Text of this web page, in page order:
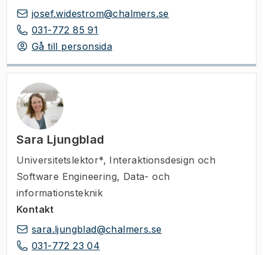
josef.widestrom@chalmers.se
031-772 85 91
Gå till personsida
Sara Ljungblad
Universitetslektor*, Interaktionsdesign och
Software Engineering, Data- och
informationsteknik
Kontakt
sara.ljungblad@chalmers.se
031-772 23 04